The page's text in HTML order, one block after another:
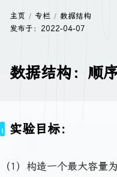
主页 专栏
数据结构
发布于： 2022-04-07
数据结构：顺
实验目标：
（1）构造一个最大容量